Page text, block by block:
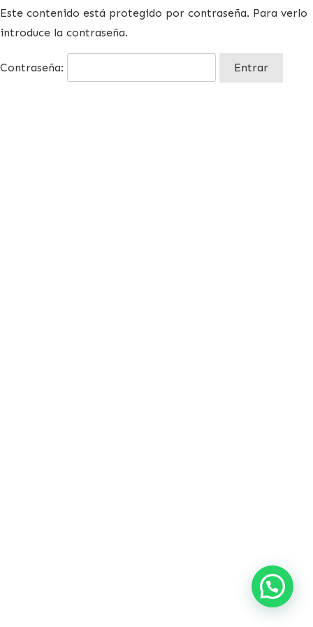
Este contenido está protegido por contraseña. Para verlo
introduce la contraseña.
Contraseña: